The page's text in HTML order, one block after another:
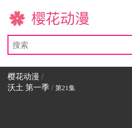
樱花动漫
樱花动漫 /
沃土 第一季 / 第21集